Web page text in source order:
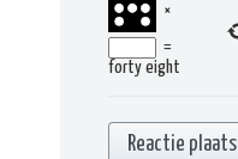
×
=
forty eight